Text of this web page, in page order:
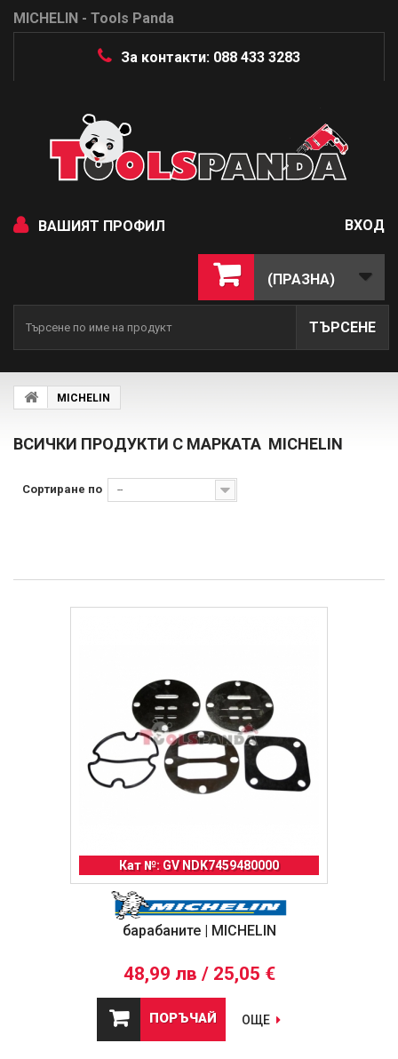
MICHELIN - Tools Panda
За контакти: 088 433 3283
ВАШИЯТ ПРОФИЛ ВХОД
(ПРАЗНА)
ТЪРСЕНЕ
MICHELIN
ВСИЧКИ ПРОДУКТИ С МАРКАТА MICHELIN
Сортиране по --
Кат №: GV NDK7459480000
барабаните | MICHELIN
48,99 лв / 25,05 €
ПОРЪЧАЙ ОЩЕ